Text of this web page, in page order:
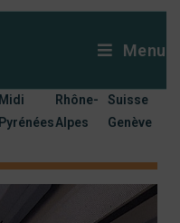
Menu
Midi
Pyrénées
Rhône-
Alpes
Suisse
Genève